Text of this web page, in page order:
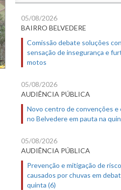
05/08/2026
BAIRRO BELVEDERE
Comissão debate soluções
sensação de insegurança e
motos
05/08/2026
AUDIÊNCIA PÚBLICA
Novo centro de convenções e
no Belvedere em pauta na
05/08/2026
AUDIÊNCIA PÚBLICA
Prevenção e mitigação de
causados por chuvas em
quinta (6)